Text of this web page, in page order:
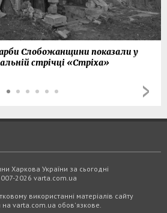
Слобожанщини показали у
стрічці «Стріха»
Харкова України за сьогодні
2026 varta.com.ua
використанні матеріалів сайту
на varta.com.ua обов'язкове.